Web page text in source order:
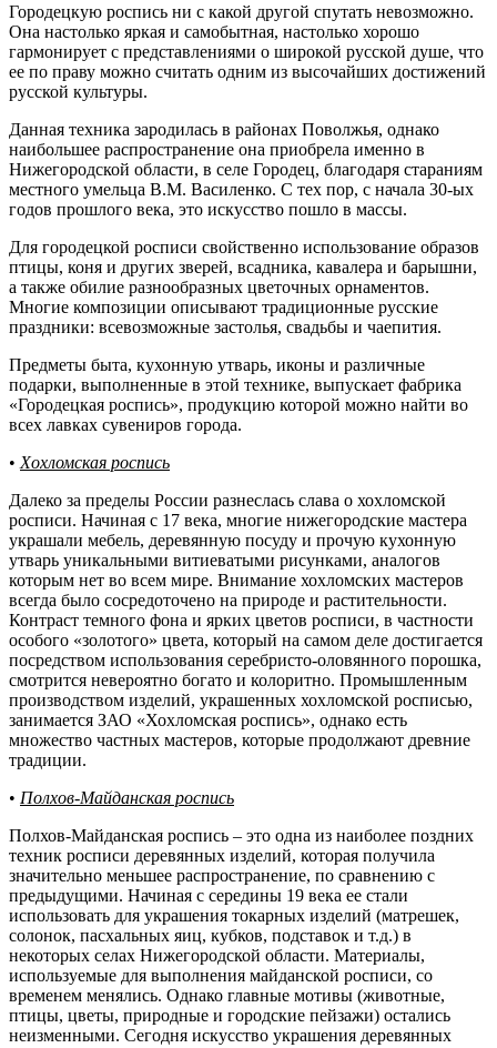
Городецкую роспись ни с какой другой спутать невозможно.
Она настолько яркая и самобытная, настолько хорошо
гармонирует с представлениями о широкой русской душе, что
ее по праву можно считать одним из высочайших достижений
русской культуры.
Данная техника зародилась в районах Поволжья, однако
наибольшее распространение она приобрела именно в
Нижегородской области, в селе Городец, благодаря стараниям
местного умельца В.М. Василенко. С тех пор, с начала 30-ых
годов прошлого века, это искусство пошло в массы.
Для городецкой росписи свойственно использование образов
птицы, коня и других зверей, всадника, кавалера и барышни,
а также обилие разнообразных цветочных орнаментов.
Многие композиции описывают традиционные русские
праздники: всевозможные застолья, свадьбы и чаепития.
Предметы быта, кухонную утварь, иконы и различные
подарки, выполненные в этой технике, выпускает фабрика
«Городецкая роспись», продукцию которой можно найти во
всех лавках сувениров города.
• Хохломская роспись
Далеко за пределы России разнеслась слава о хохломской
росписи. Начиная с 17 века, многие нижегородские мастера
украшали мебель, деревянную посуду и прочую кухонную
утварь уникальными витиеватыми рисунками, аналогов
которым нет во всем мире. Внимание хохломских мастеров
всегда было сосредоточено на природе и растительности.
Контраст темного фона и ярких цветов росписи, в частности
особого «золотого» цвета, который на самом деле достигается
посредством использования серебристо-оловянного порошка,
смотрится невероятно богато и колоритно. Промышленным
производством изделий, украшенных хохломской росписью,
занимается ЗАО «Хохломская роспись», однако есть
множество частных мастеров, которые продолжают древние
традиции.
• Полхов-Майданская роспись
Полхов-Майданская роспись – это одна из наиболее поздних
техник росписи деревянных изделий, которая получила
значительно меньшее распространение, по сравнению с
предыдущими. Начиная с середины 19 века ее стали
использовать для украшения токарных изделий (матрешек,
солонок, пасхальных яиц, кубков, подставок и т.д.) в
некоторых селах Нижегородской области. Материалы,
используемые для выполнения майданской росписи, со
временем менялись. Однако главные мотивы (животные,
птицы, цветы, природные и городские пейзажи) остались
неизменными. Сегодня искусство украшения деревянных